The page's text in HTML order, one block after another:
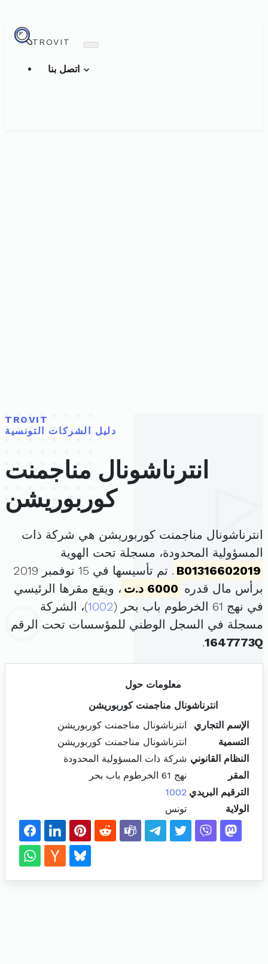
TROVIT
TROVIT
دليل الشركات التونسية
انترناشونال مناجمنت
كوربوريشن
انترناشونال مناجمنت كوربوريشن هي شركة ذات
المسؤولية المحدودة، مسجلة تحت الهوية
B01316602019
. تم تأسيسها في 15 نوفمبر 2019
برأس مال قدره 6000 د.ت
، ويقع مقرها الرئيسي
في نهج 61 الخرطوم باب بحر (
1002)، الشركة
مسجلة في السجل الوطني للمؤسسات تحت الرقم
1647773Q
.
معلومات حول
انترناشونال مناجمنت كوربوريشن
الإسم التجاري
انترناشونال مناجمنت كوربوريشن
التسمية
انترناشونال مناجمنت كوربوريشن
النظام القانوني شركة ذات المسؤولية المحدودة
المقر
نهج 61 الخرطوم باب بحر
الترقيم البريدي 1002
الولاية
تونس